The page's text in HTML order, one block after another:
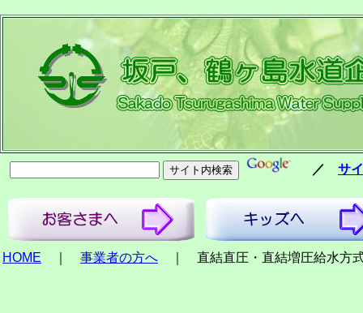
／ サ
HOME 事業者の方へ ｜ 直結直圧・直結増圧給水方